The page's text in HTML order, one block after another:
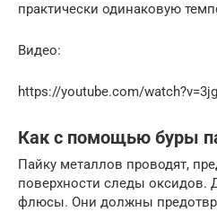
практически одинаковую
Видео:
https://youtube.com/
Как с помощью буры
Пайку металлов проводят,
поверхности следы оксидов.
флюсы. Они должны